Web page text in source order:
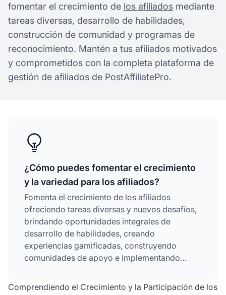
fomentar el crecimiento de los afiliados mediante
tareas diversas, desarrollo de habilidades,
construcción de comunidad y programas de
reconocimiento. Mantén a tus afiliados motivados
y comprometidos con la completa plataforma de
gestión de afiliados de PostAffiliatePro.
¿Cómo puedes fomentar el crecimiento
y la variedad para los afiliados?
Fomenta el crecimiento de los afiliados
ofreciendo tareas diversas y nuevos desafíos,
brindando oportunidades integrales de
desarrollo de habilidades, creando
experiencias gamificadas, construyendo
comunidades de apoyo e implementando
enfoque mantiene a los afiliados
Comprendiendo el Crecimiento y la Participación de los